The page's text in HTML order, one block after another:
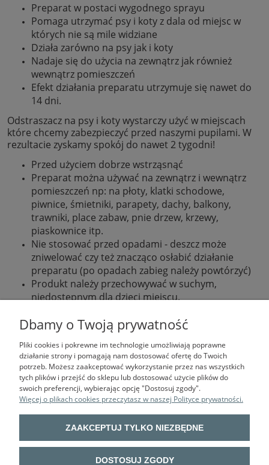
Preparat w postaci wygodnego sprayu
Pomaga utrzymać psy i koty z dala od miejsc w
których nie są mile widziane
Działa zarówno na psy jak i koty
Nadaje się do użycia na zewnątrz jak również
wewnątrz pomieszczeń
Efekt działania preparatu utrzymuje się nawet do
14 dni.
Odstraszacz na psy i koty wystarczy użyć w miejscach
które chcemy zabezpieczyć przed naszymi pupilami. W
rezultacie zyskamy spokój do nawet 2 tygodni!
Przed użyciem dobrze wstrząsnąć
Preparat można używać na zewnątrz i wewnątrz
pomieszczeń np: na płoty, klatki schodowe,
piwnice, śmietniki, parapety, dachy, balkony,
trawniki, place zabaw, pnie drzew, krzewy,
piaskownice itp.
Nie stosować przed opadami - deszcz może
zniwelować czy też znacząco osłabić działanie
preparatu (po opadach zabieg należy powtórzyć)
Produkt należy przechowywać w suchym,
niedostępnym dla dzieci miejscu.
biuro@bhpvota.pl, tel.: 22 632 52 14 | NIP: 113-029-62-64 | REGON:
011793414
bhpvota.pl nie jest tożsama z ofertą sklepu stacjonarnego BHP VOTA w
Dbamy o Twoją prywatność
Pliki cookies i pokrewne im technologie umożliwiają poprawne
działanie strony i pomagają nam dostosować ofertę do Twoich
potrzeb. Możesz zaakceptować wykorzystanie przez nas wszystkich
tych plików i przejść do sklepu lub dostosować użycie plików do
swoich preferencji, wybierając opcję "Dostosuj zgody".
Więcej o plikach cookies przeczytasz w naszej Polityce prywatności.
ZAAKCEPTUJ TYLKO NIEZBĘDNE
DOSTOSUJ ZGODY